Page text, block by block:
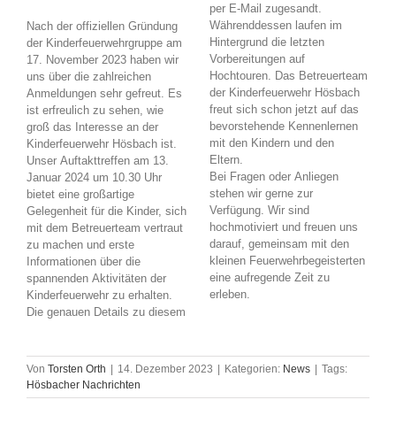
Nach der offiziellen Gründung
der Kinderfeuerwehrgruppe am
17. November 2023 haben wir
uns über die zahlreichen
Anmeldungen sehr gefreut. Es
ist erfreulich zu sehen, wie
groß das Interesse an der
Kinderfeuerwehr Hösbach ist.
Unser Auftakttreffen am 13.
Januar 2024 um 10.30 Uhr
bietet eine großartige
Gelegenheit für die Kinder, sich
mit dem Betreuerteam vertraut
zu machen und erste
Informationen über die
spannenden Aktivitäten der
Kinderfeuerwehr zu erhalten.
Die genauen Details zu diesem
per E-Mail zugesandt.
Währenddessen laufen im
Hintergrund die letzten
Vorbereitungen auf
Hochtouren. Das Betreuerteam
der Kinderfeuerwehr Hösbach
freut sich schon jetzt auf das
bevorstehende Kennenlernen
mit den Kindern und den
Eltern.
Bei Fragen oder Anliegen
stehen wir gerne zur
Verfügung. Wir sind
hochmotiviert und freuen uns
darauf, gemeinsam mit den
kleinen Feuerwehrbegeisterten
eine aufregende Zeit zu
erleben.
Von Torsten Orth | 14. Dezember 2023 | Kategorien: News | Tags:
Hösbacher Nachrichten